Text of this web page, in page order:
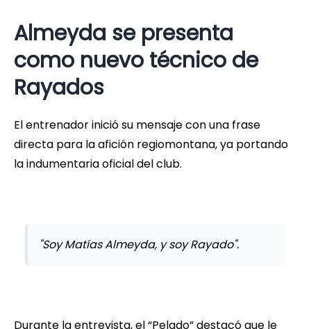
Almeyda se presenta
como nuevo técnico de
Rayados
El entrenador inició su mensaje con una frase
directa para la afición regiomontana, ya portando
la indumentaria oficial del club.
"Soy Matías Almeyda, y soy Rayado".
Durante la entrevista, el “Pelado” destacó que le